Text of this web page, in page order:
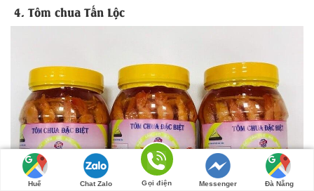
4. Tôm chua Tấn Lộc
Huế Chat Zalo Gọi điện Messenger Đà Nẵng